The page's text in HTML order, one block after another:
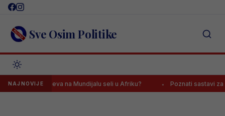
Skip
content Sve Osim Politike
NAJNOVIJE
Zmajeva na Mundijalu seli u Afriku? Poznati sastavi za meč